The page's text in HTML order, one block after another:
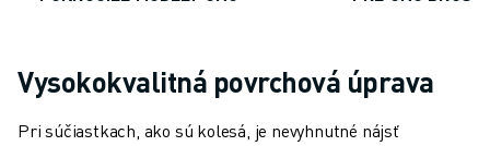
LOKALITY
Vysokokvalitná povrchová úprava
Pri súčiastkach, ako sú kolesá, je nevyhnutné nájsť